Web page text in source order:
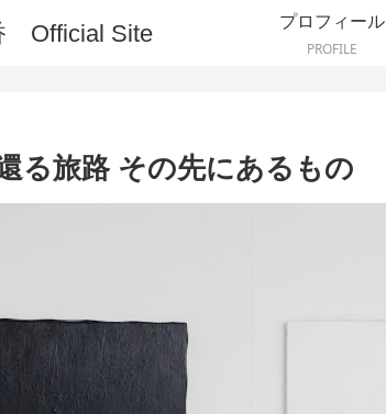
Official Site
プロフィール
PROFILE
る旅路 その先にあるもの